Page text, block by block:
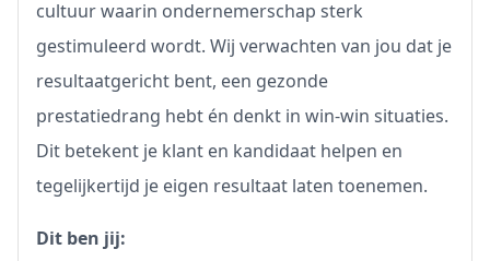
cultuur waarin ondernemerschap sterk
gestimuleerd wordt. Wij verwachten van jou dat je
resultaatgericht bent, een gezonde
prestatiedrang hebt én denkt in win-win situaties.
Dit betekent je klant en kandidaat helpen en
tegelijkertijd je eigen resultaat laten toenemen.
Dit ben jij: